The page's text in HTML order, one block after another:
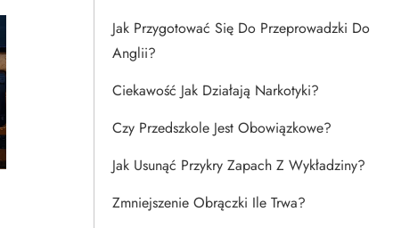
Jak Przygotować Się Do Przeprowadzki Do
Anglii?
Ciekawość Jak Działają Narkotyki?
Czy Przedszkole Jest Obowiązkowe?
Jak Usunąć Przykry Zapach Z Wykładziny?
Zmniejszenie Obrączki Ile Trwa?